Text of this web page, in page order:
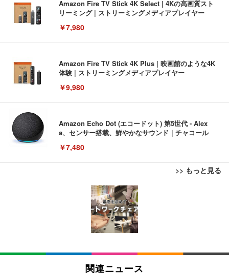
Amazon Fire TV Stick 4K Select | 4Kの高画質スト
リーミング | ストリーミングメディアプレイヤー
￥7,980
Amazon Fire TV Stick 4K Plus | 映画館のような4K
体験 | ストリーミングメディアプレイヤー
￥9,980
Amazon Echo Dot (エコードット) 第5世代 - Alex
a、センサー搭載、鮮やかなサウンド｜チャコール
￥7,480
>> もっと見る
[EdoErgo] オフィスチェア 椅子 テレワーク 疲れな
い 跳ね上げ式アームレスト コンパクト 約105度ロッ
キング pc 事務椅子 360度回転 座面昇降 強化ナイロ
ン樹脂ベース 通気性メッシュ 在宅ワーク H-WY01
(黒網+黒枠+黒足)
SIHOO B100 オフィスチェア／デスクチェア メッシ
ュチェア 人間工学 疲れない ブラック
EIZO ビジネス向けプレミアムモニター | FlexScan
EV3240X-WT | 31.5型4K UHD・USB Type-C・ホワ
￥105,595
EIZO ビジネス向けプレミアムモニター | FlexScan
Amazonベーシック ペットシーツ 薄型 レギュラー 1
回使い捨て 無香料 ホワイト 300枚
Amazonベーシック ペットシーツ 厚型 ワイド 42枚
x2袋(84枚) ホワイト(吸収面:ライトブルー)
関連ニュース